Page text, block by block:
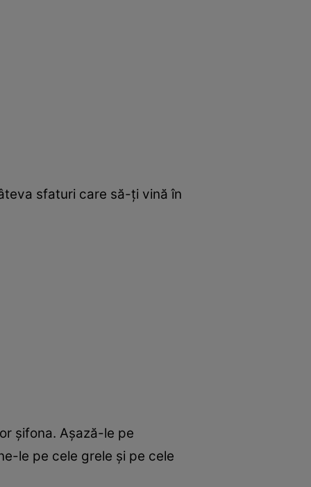
sfaturi care să-ţi vină în
şifona. Aşază-le pe
le pe cele grele şi pe cele